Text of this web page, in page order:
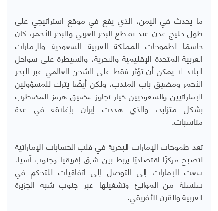
ما يحدث في اليمن، الذي يقع في موقع استراتيجي على
طول خليج عدن عند تقاطع البحر العربي والبحر الأحمر، كان
حاسمًا لطموحات المملكة العربية السعودية والإمارات
العربية المتحدة الإقليمية والبحرية، والسيطرة على سواحل
البلاد لا يمكن أن تؤثر فقط على الشحن العالمي عبر البحر
الأحمر ومضيق باب المندب، ولكن أيضًا يترك للمسؤولين
الإماراتيين والسعوديين خيار تجاوز مضيق هرمز المضطرب
بشكل متزايد، والذي هددت إيران بإغلاقه في عدة
مناسبات.
تعد طموحات الإمارات البحرية في قلب الحسابات الإماراتية
لتصبح مركزًا اقتصاديًا يربط بين شرق إفريقيا وجنوب آسيا،
سعت الإمارات إلى التوصل إلى اتفاقيات للتحكم في
سلسلة من الموانئ وتشغيلها عبر جنوب شبه الجزيرة
العربية والقرن الأفريقي.